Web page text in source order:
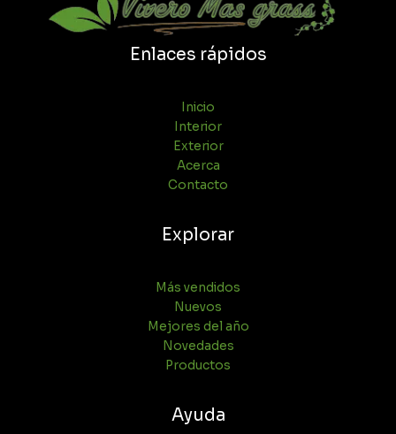
Enlaces rápidos
Inicio
Interior
Exterior
Acerca
Contacto
Explorar
Más vendidos
Nuevos
Mejores del año
Novedades
Productos
Ayuda